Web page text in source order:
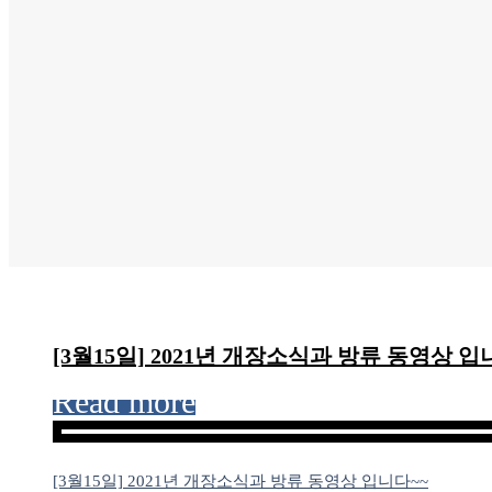
[3월15일] 2021년 개장소식과 방류 동영상 입
Read more
[3월15일] 2021년 개장소식과 방류 동영상 입니다~~